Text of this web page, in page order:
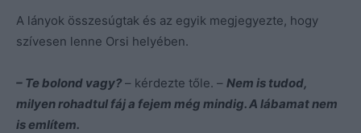
A lányok összesúgtak és az egyik megjegyezte, hogy
szívesen lenne Orsi helyében.
– Te bolond vagy? – kérdezte tőle. – Nem is tudod,
milyen rohadtul fáj a fejem még mindig. A lábamat nem
is említem.